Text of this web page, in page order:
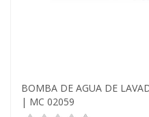
BOMBA DE AGUA DE
| MC 02059